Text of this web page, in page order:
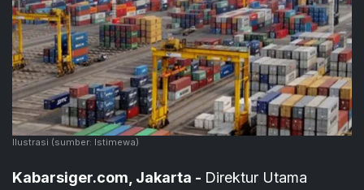
Ilustrasi (sumber: Istimewa)
Kabarsiger.com, Jakarta - Direktur Utama